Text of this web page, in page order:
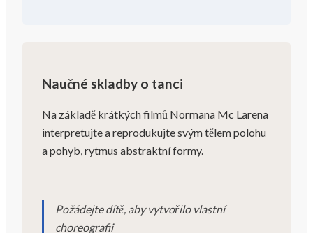
Naučné skladby o tanci
Na základě krátkých filmů Normana Mc Larena
interpretujte a reprodukujte svým tělem polohu
a pohyb, rytmus abstraktní formy.
Požádejte dítě, aby vytvořilo vlastní
choreografii